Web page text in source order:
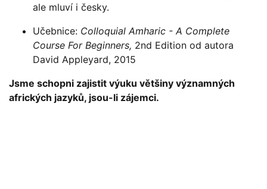
ale mluví i česky.
Učebnice: Colloquial Amharic - A Complete
Course For Beginners, 2nd Edition od autora
David Appleyard, 2015
Jsme schopni zajistit výuku většiny významných
afrických jazyků, jsou-li zájemci.